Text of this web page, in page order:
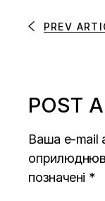
PREV
POST
Ваша e-mail
позначені *